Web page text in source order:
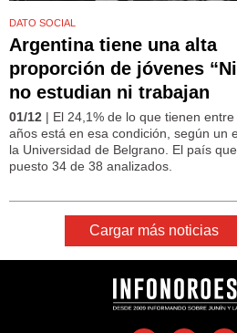
DATO SOCIAL
Argentina tiene una alta
proporción de jóvenes
no estudian ni trabajan
01/12 | El 24,1% de lo que tienen
años está en esa condición, según un
la Universidad de Belgrano. El país
puesto 34 de 38 analizados.
Cargar más noticias